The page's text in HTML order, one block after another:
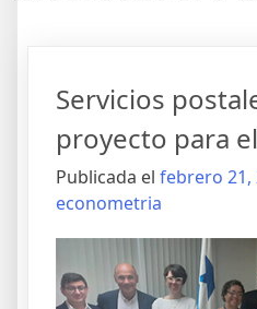
Servicios
proyecto para
Publicada el febrero 21,
econometria